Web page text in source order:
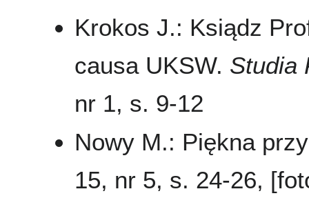
Krokos J.: Ksiądz
causa UKSW. Studia
nr 1, s. 9-12
Nowy M.: Piękna
15, nr 5, s. 24-26,